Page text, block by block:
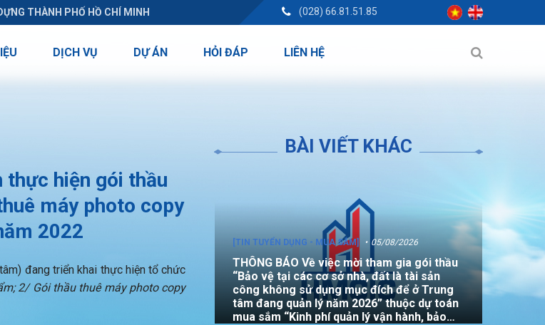
THÀNH PHỐ HỒ CHÍ MINH (028) 66.81.51.85
DỊCH VỤ DỰ ÁN HỎI ĐÁP LIÊN HỆ
thực hiện gói thầu
máy photo copy
2022
đang triển khai thực hiện tổ chức
2/ Gói thầu thuê máy photo copy
BÀI VIẾT KHÁC
[TIN TUYỂN DỤNG - MUA SẮM] 05/08/2026
THÔNG BÁO Về việc mời tham gia gói thầu
“Bảo vệ tại các cơ sở nhà, đất là tài sản
công không sử dụng mục đích để ở Trung
tâm đang quản lý năm 2026” thuộc dự toán
mua sắm “Kinh phí quản lý vận hành, bảo